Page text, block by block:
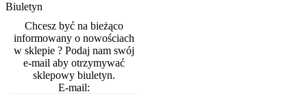
Biuletyn
Chcesz być na bieżąco
informowany o nowościach
w sklepie ? Podaj nam swój
e-mail aby otrzymywać
sklepowy biuletyn.
E-mail: